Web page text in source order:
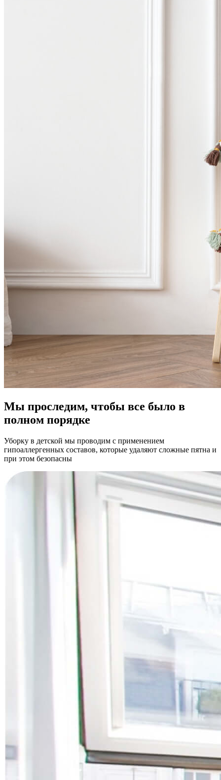
Мы проследим, чтобы все было в
полном порядке
Уборку в детской мы проводим с применением
гипоаллергенных составов, которые удаляют сложные пятна и
при этом безопасны